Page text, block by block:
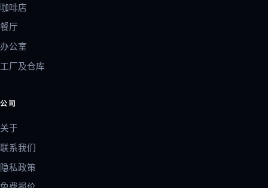
咖啡店
餐厅
办公室
工厂及仓库
公司
关于
联系我们
隐私政策